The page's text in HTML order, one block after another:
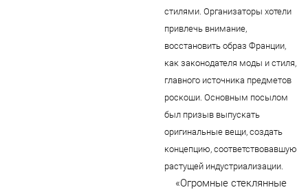
стилями. Организаторы хотели
привлечь внимание,
восстановить образ Франции,
как законодателя моды и стиля,
главного источника предметов
роскоши. Основным посылом
был призыв выпускать
оригинальные вещи, создать
концепцию, соответствовавшую
растущей индустриализации.
«Огромные стеклянные